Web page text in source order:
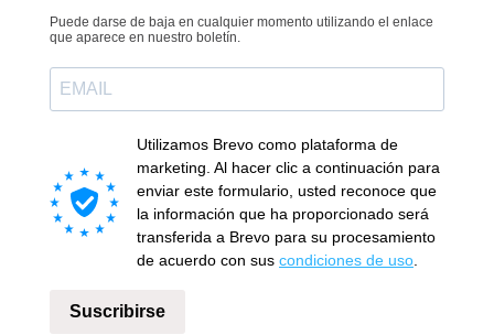
Puede darse de baja en cualquier momento utilizando el enlace
que aparece en nuestro boletín.
Utilizamos Brevo como plataforma de
marketing. Al hacer clic a continuación para
enviar este formulario, usted reconoce que
la información que ha proporcionado será
transferida a Brevo para su procesamiento
de acuerdo con sus condiciones de uso
Suscribirse